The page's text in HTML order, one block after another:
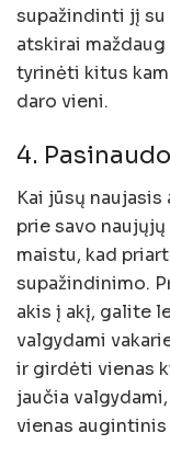
supažindinti jį
atskirai
tyrinėti kitus
daro vieni.
4.
Kai jūsų
prie savo
maistu, kad
supažindinimo.
akis į akį, galite
valgydami
ir girdėti vienas
jaučia
vienas